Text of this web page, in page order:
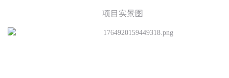
项目实景图